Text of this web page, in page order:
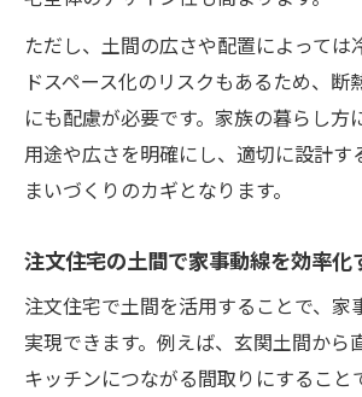
ただし、土間の広さや配置によっては
ドスペース化のリスクもあるため、断
にも配慮が必要です。家族の暮らし方
用途や広さを明確にし、適切に設計す
まいづくりのカギとなります。
注文住宅の土間で家事動線を効率化
注文住宅で土間を活用することで、家
実現できます。例えば、玄関土間から
キッチンにつながる間取りにすること